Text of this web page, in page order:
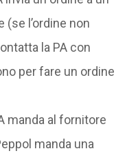
(se l’ordine non
la PA con
per fare un ordine
manda al fornitore
manda una